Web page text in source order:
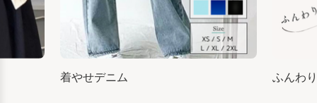
着やせデニム ふんわ